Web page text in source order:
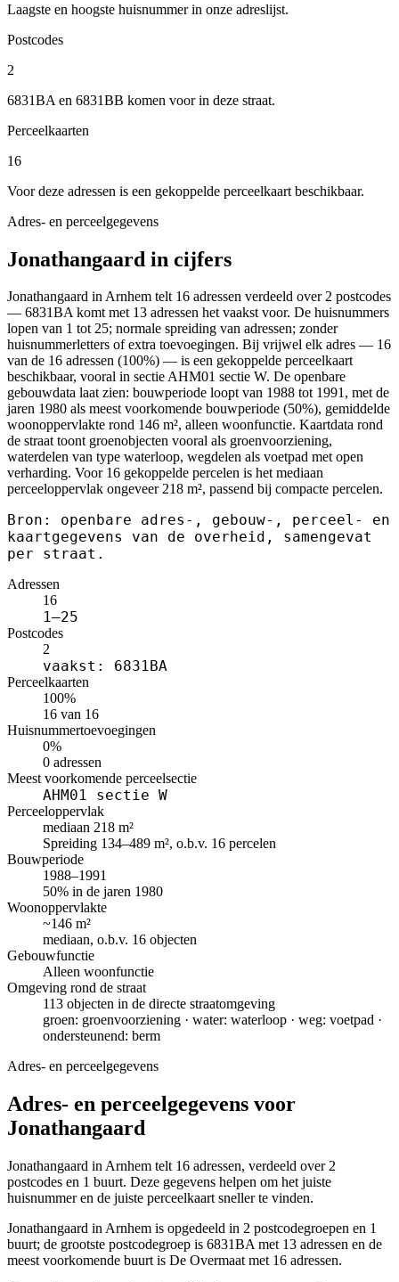
Laagste en hoogste huisnummer in onze adreslijst.
Postcodes
2
6831BA en 6831BB komen voor in deze straat.
Perceelkaarten
16
Voor deze adressen is een gekoppelde perceelkaart beschikbaar.
Adres- en perceelgegevens
Jonathangaard in cijfers
Jonathangaard in Arnhem telt 16 adressen verdeeld over 2 postcodes
— 6831BA komt met 13 adressen het vaakst voor. De huisnummers
lopen van 1 tot 25; normale spreiding van adressen; zonder
huisnummerletters of extra toevoegingen. Bij vrijwel elk adres — 16
van de 16 adressen (100%) — is een gekoppelde perceelkaart
beschikbaar, vooral in sectie AHM01 sectie W. De openbare
gebouwdata laat zien: bouwperiode loopt van 1988 tot 1991, met de
jaren 1980 als meest voorkomende bouwperiode (50%), gemiddelde
woonoppervlakte rond 146 m², alleen woonfunctie. Kaartdata rond
de straat toont groenobjecten vooral als groenvoorziening,
waterdelen van type waterloop, wegdelen als voetpad met open
verharding. Voor 16 gekoppelde percelen is het mediaan
perceeloppervlak ongeveer 218 m², passend bij compacte percelen.
Bron: openbare adres-, gebouw-, perceel- en
kaartgegevens van de overheid, samengevat
per straat.
Adressen
16
1–25
Postcodes
2
vaakst: 6831BA
Perceelkaarten
100%
16 van 16
Huisnummertoevoegingen
0%
0 adressen
Meest voorkomende perceelsectie
AHM01 sectie W
Perceeloppervlak
mediaan 218 m²
Spreiding 134–489 m², o.b.v. 16 percelen
Bouwperiode
1988–1991
50% in de jaren 1980
Woonoppervlakte
~146 m²
mediaan, o.b.v. 16 objecten
Gebouwfunctie
Alleen woonfunctie
Omgeving rond de straat
113 objecten in de directe straatomgeving
groen: groenvoorziening · water: waterloop · weg: voetpad ·
ondersteunend: berm
Adres- en perceelgegevens
Adres- en perceelgegevens voor
Jonathangaard
Jonathangaard in Arnhem telt 16 adressen, verdeeld over 2
postcodes en 1 buurt. Deze gegevens helpen om het juiste
huisnummer en de juiste perceelkaart sneller te vinden.
Jonathangaard in Arnhem is opgedeeld in 2 postcodegroepen en 1
buurt; de grootste postcodegroep is 6831BA met 13 adressen en de
meest voorkomende buurt is De Overmaat met 16 adressen.